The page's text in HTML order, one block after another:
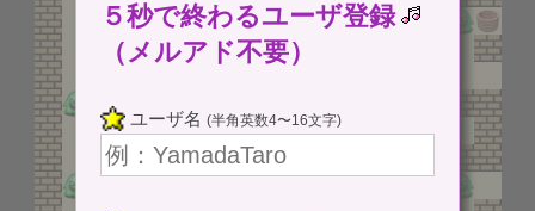
５秒で終わるユーザ登録
（メルアド不要）
ユーザ名 (半角英数4〜16文字)